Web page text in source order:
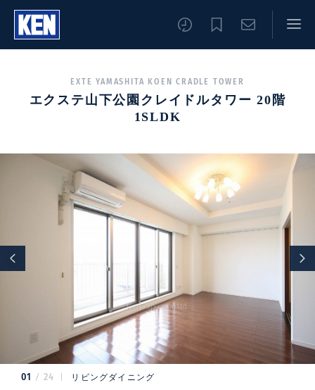
EXTE YAMASHITA KOEN CRADLE TOWER
エクステ山下公園クレイドルタワー 20階
1SLDK
01 24 リビングダイニング